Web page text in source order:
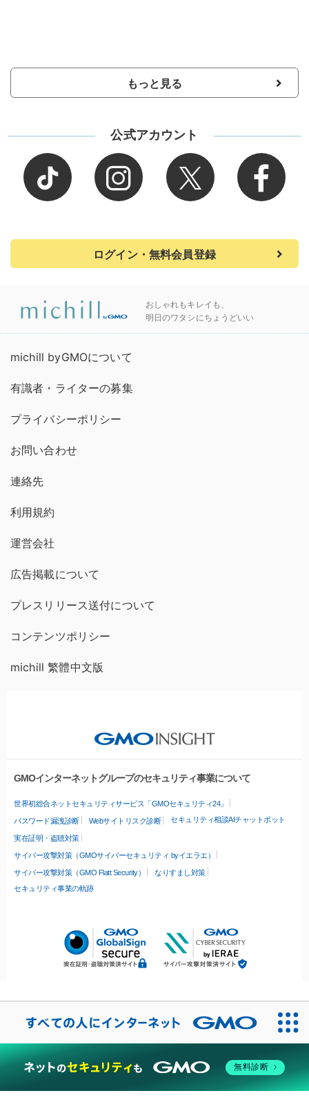
もっと見る
公式アカウント
ログイン・無料会員登録
おしゃれもキレイも、
明日のワタシにちょうどいい
michill byGMOについて
有識者・ライターの募集
プライバシーポリシー
お問い合わせ
連絡先
利用規約
運営会社
広告掲載について
プレスリリース送付について
コンテンツポリシー
michill 繁體中文版
GMOインターネットグループのセキュリティ事業について
世界初総合ネットセキュリティサービス「GMOセキュリティ24」
パスワード漏洩診断 Webサイトリスク診断 セキュリティ相談AIチャットボット
実在証明・盗聴対策
サイバー攻撃対策（GMOサイバーセキュリティ byイエラエ）
サイバー攻撃対策（GMO Flatt Security）
なりすまし対策
セキュリティ事業の軌跡
無料診断